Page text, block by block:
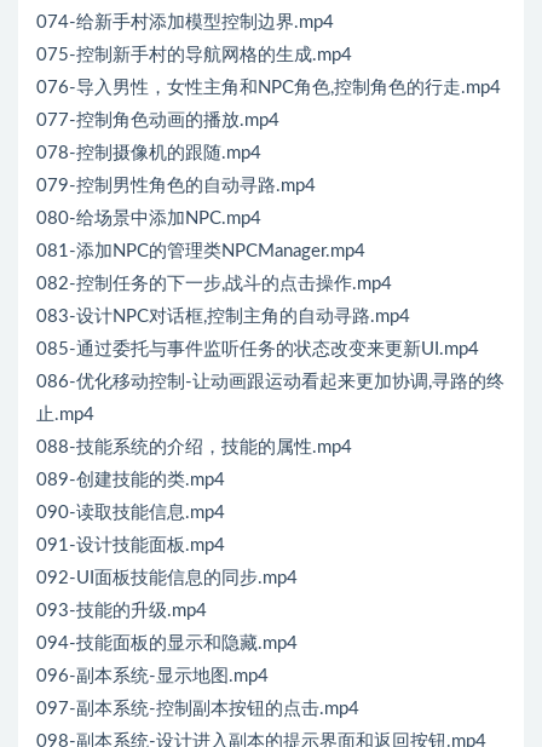
074-给新手村添加模型控制边界.mp4
075-控制新手村的导航网格的生成.mp4
076-导入男性，女性主角和NPC角色,控制角色的行走.mp4
077-控制角色动画的播放.mp4
078-控制摄像机的跟随.mp4
079-控制男性角色的自动寻路.mp4
080-给场景中添加NPC.mp4
081-添加NPC的管理类NPCManager.mp4
082-控制任务的下一步,战斗的点击操作.mp4
083-设计NPC对话框,控制主角的自动寻路.mp4
085-通过委托与事件监听任务的状态改变来更新UI.mp4
086-优化移动控制-让动画跟运动看起来更加协调,寻路的终
止.mp4
088-技能系统的介绍，技能的属性.mp4
089-创建技能的类.mp4
090-读取技能信息.mp4
091-设计技能面板.mp4
092-UI面板技能信息的同步.mp4
093-技能的升级.mp4
094-技能面板的显示和隐藏.mp4
096-副本系统-显示地图.mp4
097-副本系统-控制副本按钮的点击.mp4
098-副本系统-设计进入副本的提示界面和返回按钮.mp4